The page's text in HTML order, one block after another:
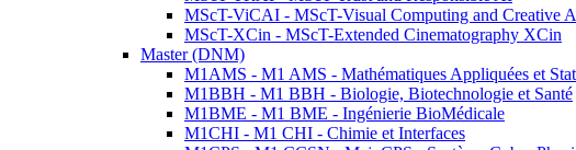
MScT-ViCAI - MScT-Visual Computing and Creative
MScT-XCin - MScT-Extended Cinematography XCin
Master (DNM)
M1AMS - M1 AMS - Mathématiques Appliquées et
M1BBH - M1 BBH - Biologie, Biotechnologie et Santé
M1BME - M1 BME - Ingénierie BioMédicale
M1CHI - M1 CHI - Chimie et Interfaces